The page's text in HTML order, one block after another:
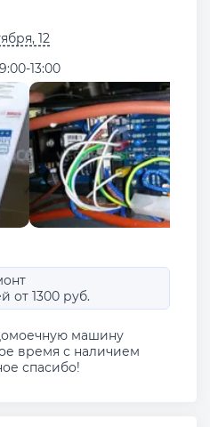
12
13:00
от 1300 руб.
машину
время с наличием
спасибо!